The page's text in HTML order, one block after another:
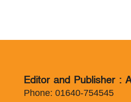
Editor and Publisher :
Phone: 01640-754545